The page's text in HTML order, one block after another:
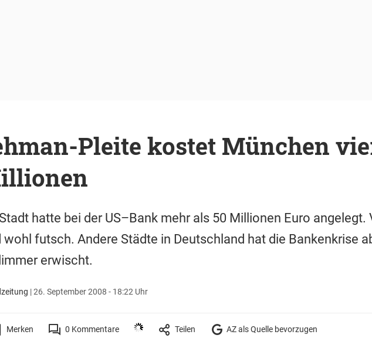
Pleite kostet München
hatte bei der US–Bank mehr als 50 Millionen Euro angelegt.
wohl futsch. Andere Städte in Deutschland hat die Bankenkrise
erwischt.
|26. September 2008 - 18:22 Uhr
Merken 0 Kommentare Teilen AZ als Quelle bevorzugen